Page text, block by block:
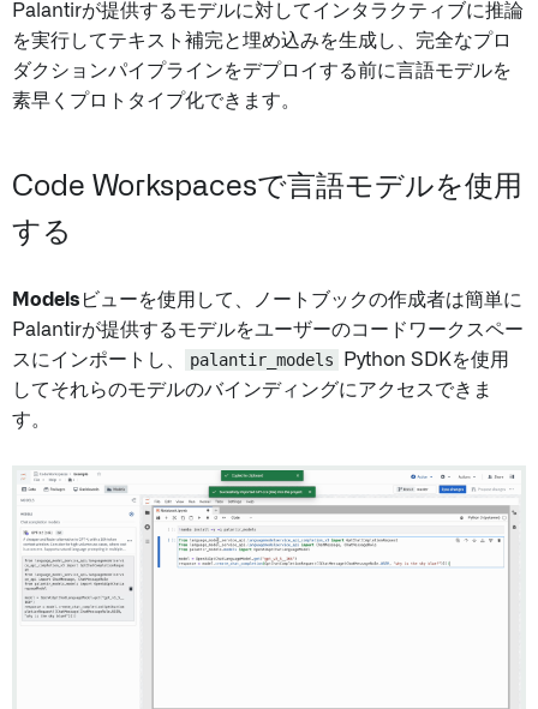
Palantirが提供するモデルに対してインタラクティブに推論
を実行してテキスト補完と埋め込みを生成し、完全なプロ
ダクションパイプラインをデプロイする前に言語モデルを
素早くプロトタイプ化できます。
Code Workspacesで言語モデルを使用
する
Models ビューを使用して、ノートブックの作成者は簡単に
Palantirが提供するモデルをユーザーのコードワークスペー
スにインポートし、
palantir_models
Python SDKを使用
してそれらのモデルのバインディングにアクセスできま
す。